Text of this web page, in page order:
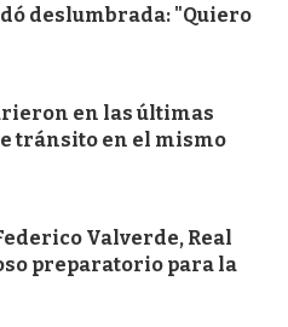
deslumbrada: "Quiero
en las últimas
tránsito en el mismo
Valverde, Real
preparatorio para la